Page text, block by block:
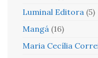
Luminal Editora (5)
Mangá (16)
Maria Cecília